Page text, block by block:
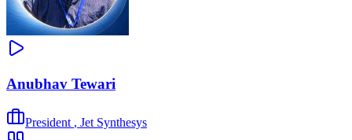
Anubhav Tewari
President , Jet Synthesys